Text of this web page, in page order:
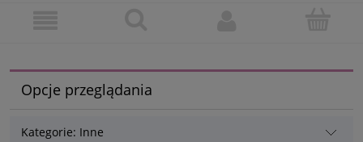
Opcje przeglądania
Kategorie: Inne